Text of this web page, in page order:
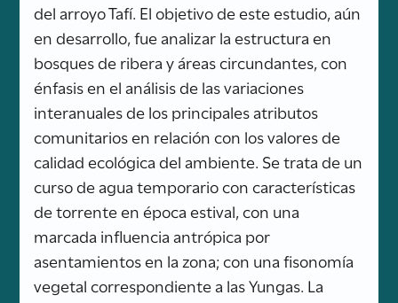
del arroyo Tafí. El objetivo de este estudio, aún
en desarrollo, fue analizar la estructura en
bosques de ribera y áreas circundantes, con
énfasis en el análisis de las variaciones
interanuales de los principales atributos
comunitarios en relación con los valores de
calidad ecológica del ambiente. Se trata de un
curso de agua temporario con características
de torrente en época estival, con una
marcada influencia antrópica por
asentamientos en la zona; con una fisonomía
vegetal correspondiente a las Yungas. La